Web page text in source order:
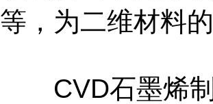
等，为二维材料
CVD石墨烯制